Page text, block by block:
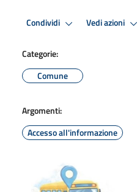
Condividi Vedi azioni
Categorie:
Comune
Argomenti:
Accesso all'informazione